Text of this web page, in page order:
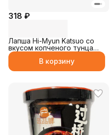
318 ₽
Лапша Hi-Myun Katsuo со
вкусом копченого тунца
230гр
В корзину